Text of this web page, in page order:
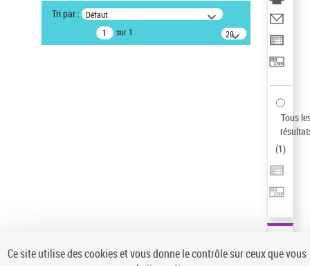
Type de notice d'autorité
Tri par : Défaut
sur 1
20
résultats/page
Tous
(1)
Ce site utilise des cookies et vous donne le contrôle sur ceux que vous